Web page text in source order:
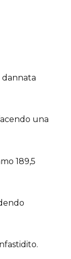
dannata
una
189,5